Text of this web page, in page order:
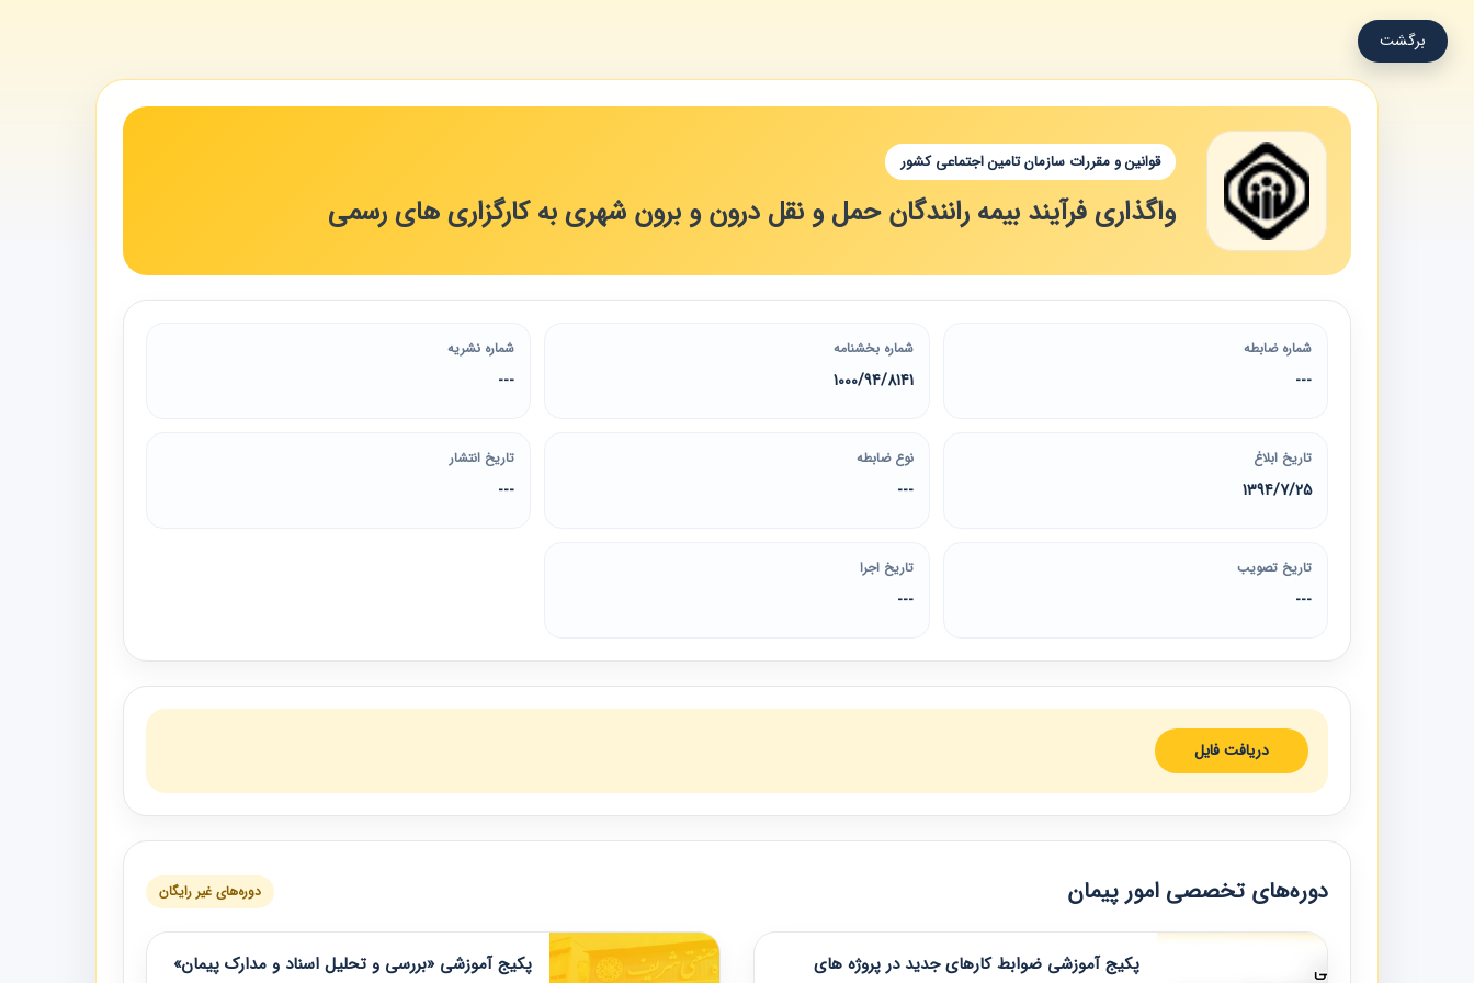
برگشت
قوانین و مقررات سازمان تامین اجتماعی کشور
واگذاری فرآیند بیمه رانندگان حمل و نقل درون و برون شهری به کارگزاری های رسمی
شماره ضابطه
---
شماره بخشنامه
1000/94/8141
شماره نشریه
---
تاریخ ابلاغ
1394/7/25
نوع ضابطه
---
تاریخ انتشار
---
تاریخ تصویب
---
تاریخ اجرا
---
دریافت فایل
دوره‌های تخصصی امور پیمان دوره‌های غیر رایگان
پکیج آموزشی ضوابط کارهای جدید در پروژه های
پکیج آموزشی «بررسی و تحلیل اسناد و مدارک پیمان»